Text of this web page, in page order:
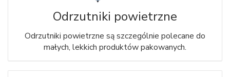
Odrzutniki powietrzne
Odrzutniki powietrzne są szczególnie polecane do
małych, lekkich produktów pakowanych.